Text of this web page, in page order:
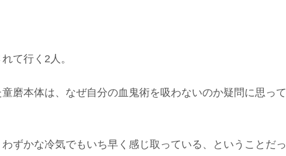
て行く2人。
磨本体は、なぜ自分の血鬼術を吸わないのか疑問に思って
ずかな冷気でもいち早く感じ取っている、ということだっ